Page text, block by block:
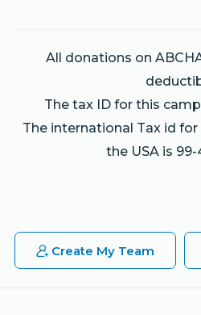
All donations on
The tax ID for this
The international Tax id
the USA is
Create My Team